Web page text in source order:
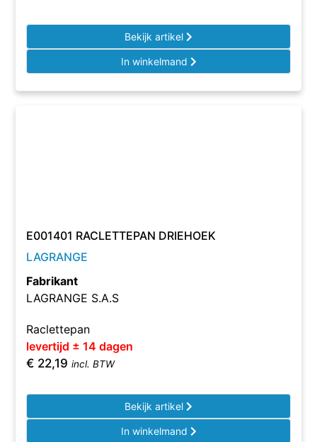
Bekijk artikel
In winkelmand
E001401 RACLETTEPAN DRIEHOEK
LAGRANGE
Fabrikant
LAGRANGE S.A.S
Raclettepan
levertijd ± 14 dagen
€ 22,19 incl. BTW
Bekijk artikel
In winkelmand